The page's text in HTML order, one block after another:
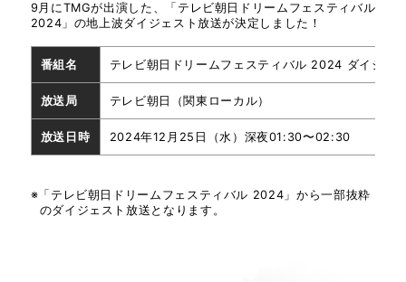
YUKIHIDE “YT” TAKIYAMA
9月にTMGが出演した、「テレビ朝日ドリームフェスティバル
2024」の地上波ダイジェスト放送が決定しました！
番組名 テレビ朝日ドリームフェスティバル 2024 ダイジェ
放送局 テレビ朝日（関東ローカル）
放送日時 2024年12月25日（水）深夜01:30〜02:30
※「テレビ朝日ドリームフェスティバル 2024」から一部抜粋
のダイジェスト放送となります。